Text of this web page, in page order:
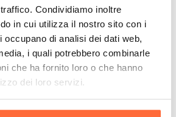
Condividiamo inoltre
in cui utilizza il nostro sito con i
occupano di analisi dei dati web,
i quali potrebbero combinarle
che ha fornito loro o che hanno
dei loro servizi.